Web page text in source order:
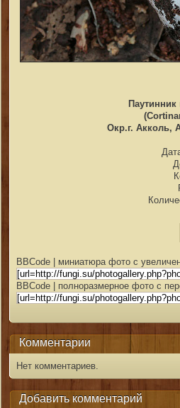
Окр.г. Акколь,
BBCode | миниатюра фото с
BBCode | полноразмерное фото с
Комментарии
Нет комментариев.
Добавить комментарий